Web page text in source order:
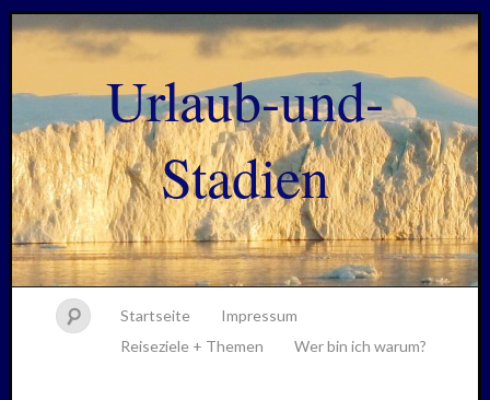
Urlaub-und-
Stadien
Startseite
Impressum
Reiseziele + Themen
Wer bin ich warum?